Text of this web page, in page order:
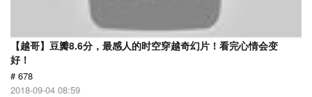
【越哥】豆瓣8.6分，最感人的时空穿越奇幻片！看完心情会变
好！
# 678
2018-09-04 08:59